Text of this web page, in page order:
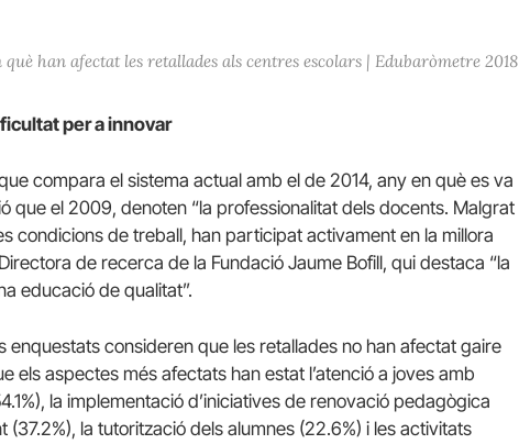
què han afectat les retallades als centres escolars | Edubaròmetre 2018
per a innovar
compara el sistema actual amb el de 2014, any en què es va
que el 2009, denoten “la professionalitat dels docents. Malgrat
condicions de treball, han participat activament en la millora
de recerca de la Fundació Jaume Bofill, qui destaca “la
educació de qualitat”.
enquestats consideren que les retallades no han afectat gaire
els aspectes més afectats han estat l’atenció a joves amb
la implementació d’iniciatives de renovació pedagògica
(37.2%), la tutorització dels alumnes (22.6%) i les activitats